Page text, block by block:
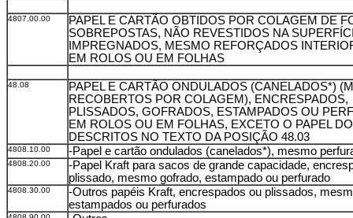
4807.00.00
PAPEL E CARTÃO OBTIDOS POR COLAGEM DE
SOBREPOSTAS, NÃO REVESTIDOS NA
IMPREGNADOS, MESMO REFORÇADOS
EM ROLOS OU EM FOLHAS
48.08
PAPEL E CARTÃO ONDULADOS (CANELADOS*)
RECOBERTOS POR COLAGEM), ENCRESPADOS,
PLISSADOS, GOFRADOS, ESTAMPADOS OU
EM ROLOS OU EM FOLHAS, EXCETO O PAPEL
DESCRITOS NO TEXTO DA POSIÇÃO 48.03
4808.10.00 -Papel e cartão ondulados (canelados*), mesmo
4808.20.00
-Papel Kraft para sacos de grande capacidade,
plissado, mesmo gofrado, estampado ou perfurado
4808.30.00
-Outros papéis Kraft, encrespados ou plissados,
estampados ou perfurados